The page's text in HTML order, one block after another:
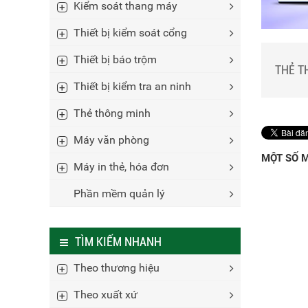
Bộ
Phụ
Các
THẺ
MỘT SỐ
Kiểm soát thang máy
Thiết bị kiểm soát cổng
Thiết bị báo trộm
Thiết bị kiểm tra an ninh
Thẻ thông minh
Máy văn phòng
Máy in thẻ, hóa đơn
Phần mềm quản lý
TÌM KIẾM NHANH
Theo thương hiệu
Theo xuất xứ